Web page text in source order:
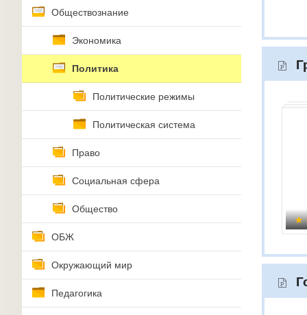
Обществознание
Экономика
Политика
Политические режимы
Политическая система
Право
Социальная сфера
Общество
ОБЖ
Окружающий мир
Педагогика